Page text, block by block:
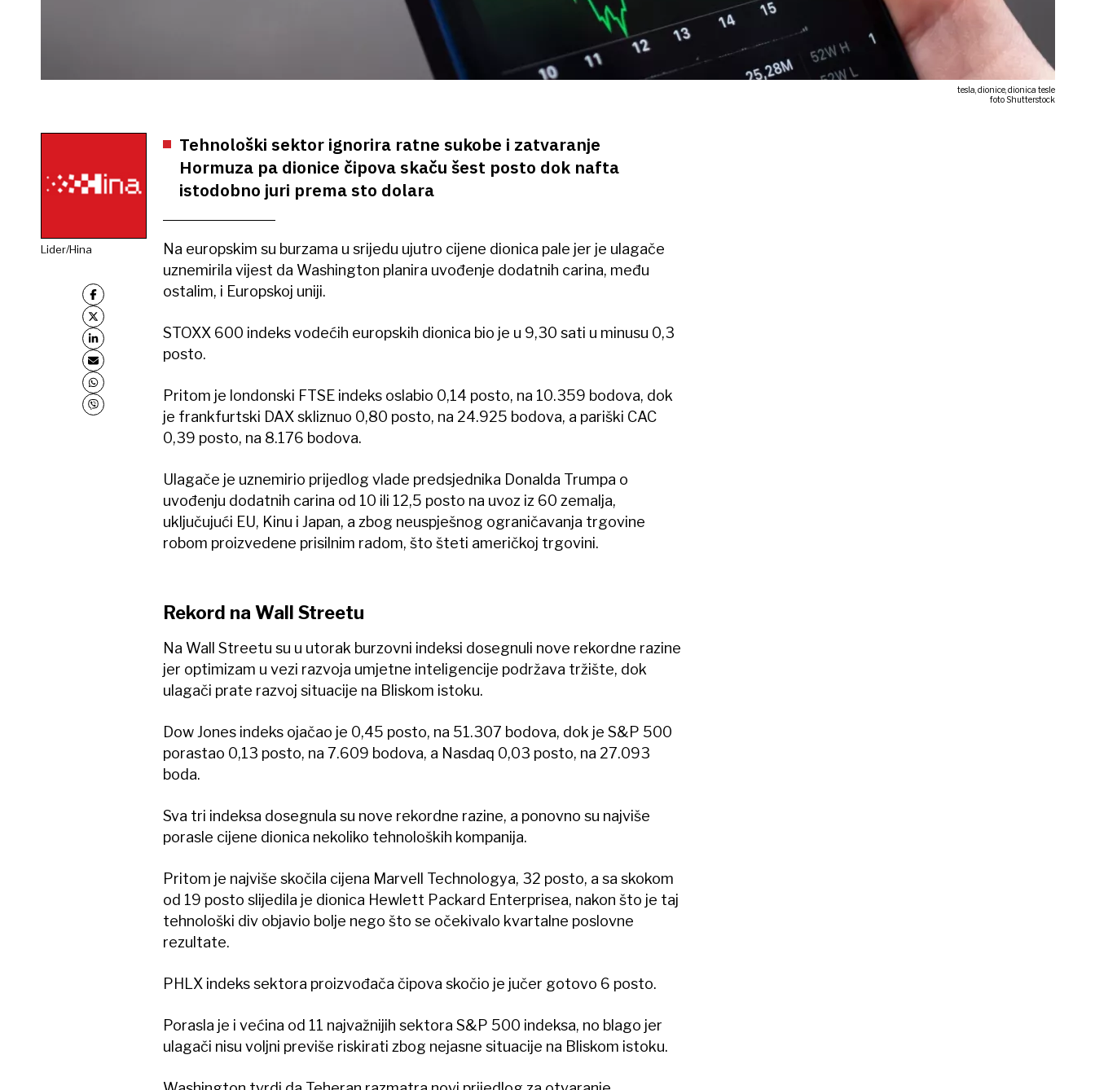
tesla, dionice, dionica tesle
foto Shutterstock
Lider/Hina
Tehnološki sektor ignorira ratne sukobe i zatvaranje
Hormuza pa dionice čipova skaču šest posto dok nafta
istodobno juri prema sto dolara
Na europskim su burzama u srijedu ujutro cijene dionica pale jer je ulagače
uznemirila vijest da Washington planira uvođenje dodatnih carina, među
ostalim, i Europskoj uniji.
STOXX 600 indeks vodećih europskih dionica bio je u 9,30 sati u minusu 0,3
posto.
Pritom je londonski FTSE indeks oslabio 0,14 posto, na 10.359 bodova, dok
je frankfurtski DAX skliznuo 0,80 posto, na 24.925 bodova, a pariški CAC
0,39 posto, na 8.176 bodova.
Ulagače je uznemirio prijedlog vlade predsjednika Donalda Trumpa o
uvođenju dodatnih carina od 10 ili 12,5 posto na uvoz iz 60 zemalja,
uključujući EU, Kinu i Japan, a zbog neuspješnog ograničavanja trgovine
robom proizvedene prisilnim radom, što šteti američkoj trgovini.
Rekord na Wall Streetu
Na Wall Streetu su u utorak burzovni indeksi dosegnuli nove rekordne razine
jer optimizam u vezi razvoja umjetne inteligencije podržava tržište, dok
ulagači prate razvoj situacije na Bliskom istoku.
Dow Jones indeks ojačao je 0,45 posto, na 51.307 bodova, dok je S&P 500
porastao 0,13 posto, na 7.609 bodova, a Nasdaq 0,03 posto, na 27.093
boda.
Sva tri indeksa dosegnula su nove rekordne razine, a ponovno su najviše
porasle cijene dionica nekoliko tehnoloških kompanija.
Pritom je najviše skočila cijena Marvell Technologya, 32 posto, a sa skokom
od 19 posto slijedila je dionica Hewlett Packard Enterprisea, nakon što je taj
tehnološki div objavio bolje nego što se očekivalo kvartalne poslovne
rezultate.
PHLX indeks sektora proizvođača čipova skočio je jučer gotovo 6 posto.
Porasla je i većina od 11 najvažnijih sektora S&P 500 indeksa, no blago jer
ulagači nisu voljni previše riskirati zbog nejasne situacije na Bliskom istoku.